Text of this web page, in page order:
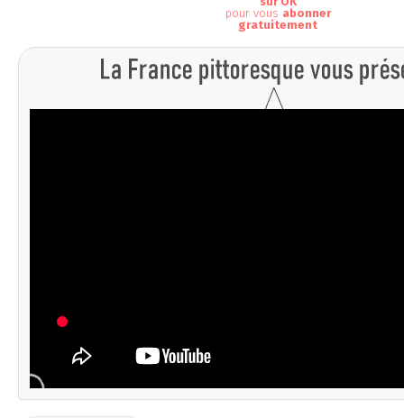
pour vous abonner
gratuitement